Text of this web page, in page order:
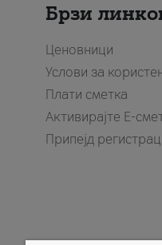
Брзи
Ценовници
Услови за
Плати сметка
Активирајте Е-
Припејд